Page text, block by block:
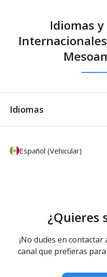
Idiomas
Idiomas
Español (Vehicular)
¿Quieres
¡No dudes en
canal que prefieras